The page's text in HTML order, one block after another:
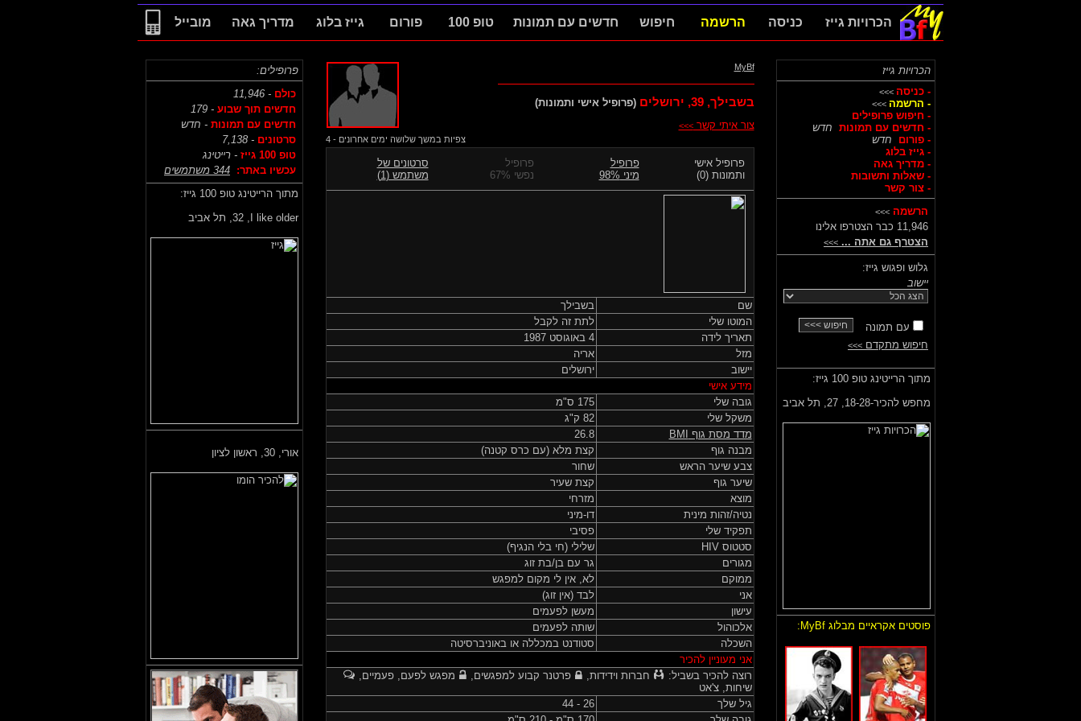
הכרויות גייז כניסה הרשמה חיפוש חדשים עם תמונות טופ 100 פורום גייז בלוג מדריך גאה מובייל
הכרויות גייז
- כניסה >>>
- הרשמה >>>
- חיפוש פרופילים
- חדשים עם תמונות חדש
- פורום
חדש
- גייז בלוג
- מדריך גאה
- שאלות ותשובות
- צור קשר
הרשמה >>>
11,946 כבר הצטרפו אלינו
הצטרף גם אתה ... >>>
גלוש ופגוש גייז:
יישוב
עם תמונה
חיפוש מתקדם >>>
מתוך הרייטינג טופ 100 גייז:
מחפש להכיר-18-28,
27, תל אביב
פוסטים אקראיים מבלוג MyBf:
MyBf
בשבילך,39, ירושלים (פרופיל אישי ותמונות)
צור איתי קשר>>>
צפיות במשך שלושה ימים אחרונים - 4
פרופיל אישי
ותמונות (0)
פרופיל
מיני 98%
פרופיל
נפשי 67%
סרטונים של
משתמש (1)
שם
בשבילך
המוטו שלי
לתת זה לקבל
תאריך לידה
4 באוגוסט 1987
מזל
אריה
יישוב
ירושלים
מידע אישי
גובה שלי
175 ס"מ
משקל שלי
82 ק"ג
מדד מסת גוף
BMI
26.8
מבנה גוף
קצת מלא (עם כרס קטנה)
צבע שיער הראש
שחור
שיער גוף
קצת שעיר
מוצא
מזרחי
נטיה/זהות מינית
דו-מיני
תפקיד שלי
פסיבי
סטטוס HIV
שלילי (חי בלי הנגיף)
מגורים
גר עם בן/בת זוג
ממוקם
לא, אין לי מקום למפגש
אני
לבד (אין זוג)
עישון
מעשן לפעמים
אלכוהול
שותה לפעמים
השכלה
סטודנט במכללה או באוניברסיטה
אני מעוניין להכיר
רוצה להכיר בשביל:
חברות וידידות, פרטנר קבוע למפגשים,
מפגש לפעם, פעמיים,
שיחות, צ'אט
גיל שלך
26 - 44
פרופילים:
כולם - 11,946
חדשים תוך שבוע - 179
חדשים עם תמונות - חדש
סרטונים - 7,138
טופ 100 גייז
- רייטינג
עכשיו באתר: 344 משתמשים
מתוך הרייטינג טופ 100 גייז:
I like older,
32, תל אביב
אורי, 30, ראשון לציון